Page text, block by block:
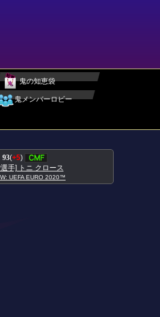
鬼の知恵袋
鬼メンバーロビー
95( +5)
] アントワーヌ グリーズマン
UEFA EURO 2020™